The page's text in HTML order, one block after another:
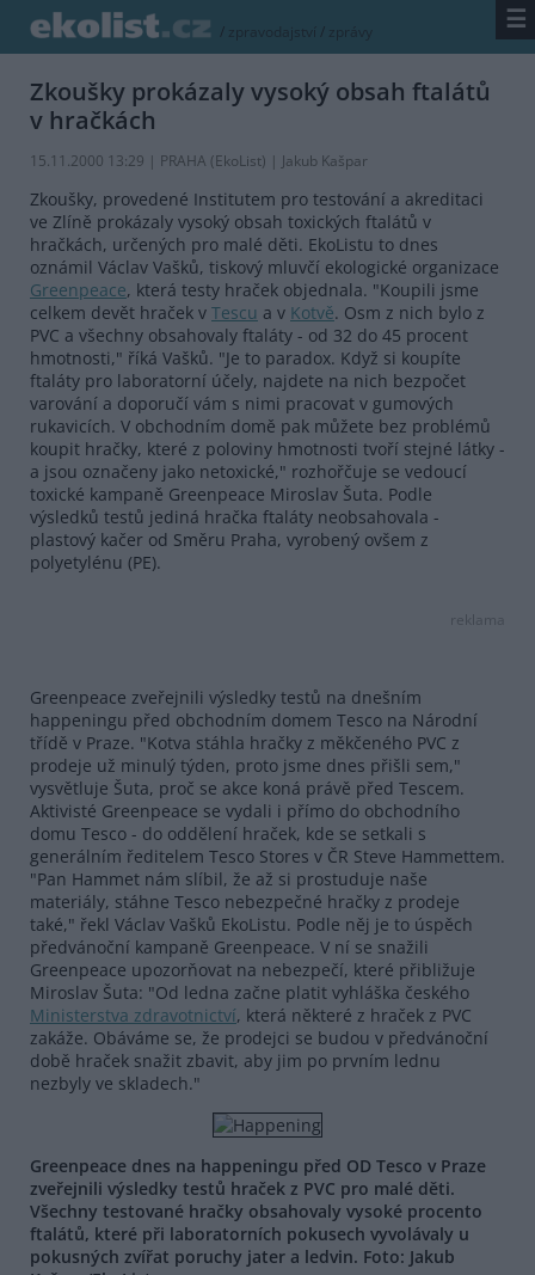
/ zpravodajství / zprávy ☰
Zkoušky prokázaly vysoký obsah ftalátů
v hračkách
15.11.2000 13:29 | PRAHA (EkoList) | Jakub Kašpar
Zkoušky, provedené Institutem pro testování a akreditaci
ve Zlíně prokázaly vysoký obsah toxických ftalátů v
hračkách, určených pro malé děti. EkoListu to dnes
oznámil Václav Vašků, tiskový mluvčí ekologické organizace
Greenpeace, která testy hraček objednala. "Koupili jsme
celkem devět hraček v Tescu a v Kotvě. Osm z nich bylo z
PVC a všechny obsahovaly ftaláty - od 32 do 45 procent
hmotnosti," říká Vašků. "Je to paradox. Když si koupíte
ftaláty pro laboratorní účely, najdete na nich bezpočet
varování a doporučí vám s nimi pracovat v gumových
rukavicích. V obchodním domě pak můžete bez problémů
koupit hračky, které z poloviny hmotnosti tvoří stejné látky -
a jsou označeny jako netoxické," rozhořčuje se vedoucí
toxické kampaně Greenpeace Miroslav Šuta. Podle
výsledků testů jediná hračka ftaláty neobsahovala -
plastový kačer od Směru Praha, vyrobený ovšem z
polyetylénu (PE).
reklama
Greenpeace zveřejnili výsledky testů na dnešním
happeningu před obchodním domem Tesco na Národní
třídě v Praze. "Kotva stáhla hračky z měkčeného PVC z
prodeje už minulý týden, proto jsme dnes přišli sem,"
vysvětluje Šuta, proč se akce koná právě před Tescem.
Aktivisté Greenpeace se vydali i přímo do obchodního
domu Tesco - do oddělení hraček, kde se setkali s
generálním ředitelem Tesco Stores v ČR Steve Hammettem.
"Pan Hammet nám slíbil, že až si prostuduje naše
materiály, stáhne Tesco nebezpečné hračky z prodeje
také," řekl Václav Vašků EkoListu. Podle něj je to úspěch
předvánoční kampaně Greenpeace. V ní se snažili
Greenpeace upozorňovat na nebezpečí, které přibližuje
Miroslav Šuta: "Od ledna začne platit vyhláška českého
Ministerstva zdravotnictví, která některé z hraček z PVC
zakáže. Obáváme se, že prodejci se budou v předvánoční
době hraček snažit zbavit, aby jim po prvním lednu
nezbyly ve skladech."
Greenpeace dnes na happeningu před OD Tesco v Praze
zveřejnili výsledky testů hraček z PVC pro malé děti.
Všechny testované hračky obsahovaly vysoké procento
ftalátů, které při laboratorních pokusech vyvolávaly u
pokusných zvířat poruchy jater a ledvin. Foto: Jakub